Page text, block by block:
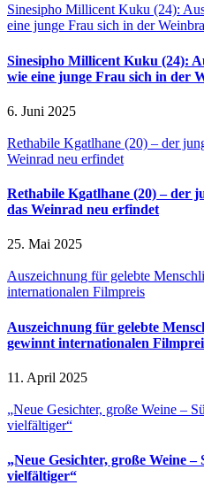
Sinesipho Millicent Kuku (24):
eine junge Frau sich in der
Sinesipho Millicent Kuku (24):
wie eine junge Frau sich in der
6. Juni 2025
Rethabile Kgatlhane (20) – der
Weinrad neu erfindet
Rethabile Kgatlhane (20) – der
das Weinrad neu erfindet
25. Mai 2025
Auszeichnung für gelebte
internationalen Filmpreis
Auszeichnung für gelebte
gewinnt internationalen
11. April 2025
„Neue Gesichter, große Weine –
vielfältiger“
„Neue Gesichter, große Weine
vielfältiger“